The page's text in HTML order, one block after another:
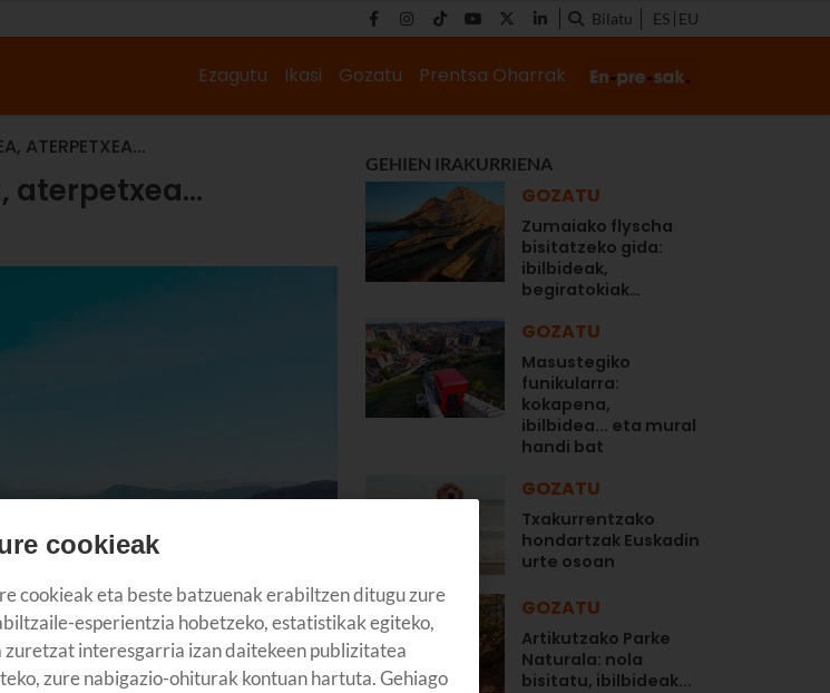
Bilatu ES EU
Ezagutu Ikasi Gozatu Prentsa Oharrak
ATERPETXEA...
aterpetxea...
GEHIEN IRAKURRIENA
GOZATU
Zumaiako flyscha
bisitatzeko gida:
ibilbideak,
begiratokiak…
GOZATU
Masustegiko
funikularra:
kokapena,
ibilbidea... eta mural
handi bat
GOZATU
Txakurrentzako
hondartzak Euskadin
urte osoan
GOZATU
Artikutzako Parke
Naturala: nola
bisitatu, ibilbideak...
cookieak
cookieak eta beste batzuenak erabiltzen ditugu zure
esperientzia hobetzeko, estatistikak egiteko,
zuretzat interesgarria izan daitekeen publizitatea
zure nabigazio-ohiturak kontuan hartuta. Gehiago